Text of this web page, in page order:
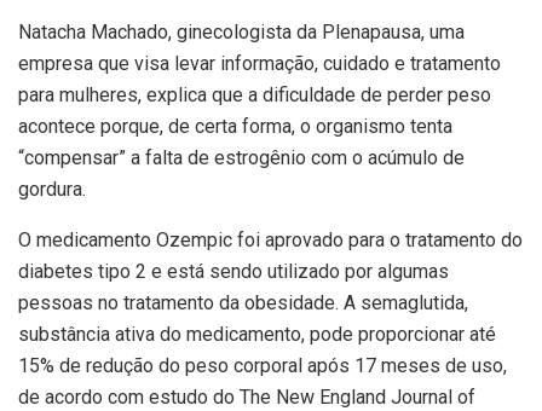
Natacha Machado, ginecologista da Plenapausa, uma
empresa que visa levar informação, cuidado e tratamento
para mulheres, explica que a dificuldade de perder peso
acontece porque, de certa forma, o organismo tenta
“compensar” a falta de estrogênio com o acúmulo de
gordura.
O medicamento Ozempic foi aprovado para o tratamento do
diabetes tipo 2 e está sendo utilizado por algumas
pessoas no tratamento da obesidade. A semaglutida,
substância ativa do medicamento, pode proporcionar até
15% de redução do peso corporal após 17 meses de uso,
de acordo com estudo do The New England Journal of